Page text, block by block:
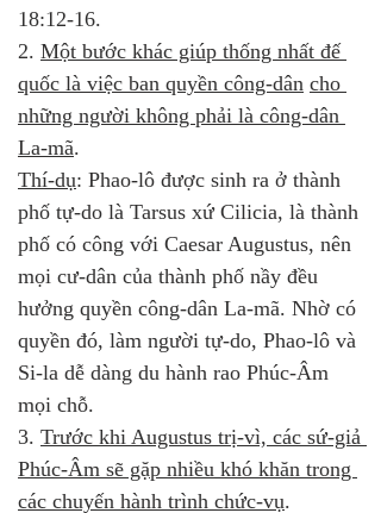
18:12-16.
2. Một bước khác giúp thống nhất đế
quốc là việc ban quyền công-dân cho
những người không phải là công-dân
La-mã.
Thí-dụ: Phao-lô được sinh ra ở thành
phố tự-do là Tarsus xứ Cilicia, là thành
phố có công với Caesar Augustus, nên
mọi cư-dân của thành phố nầy đều
hưởng quyền công-dân La-mã. Nhờ có
quyền đó, làm người tự-do, Phao-lô và
Si-la dễ dàng du hành rao Phúc-Âm
mọi chỗ.
3. Trước khi Augustus trị-vì, các sứ-giả
Phúc-Âm sẽ gặp nhiều khó khăn trong
các chuyến hành trình chức-vụ.